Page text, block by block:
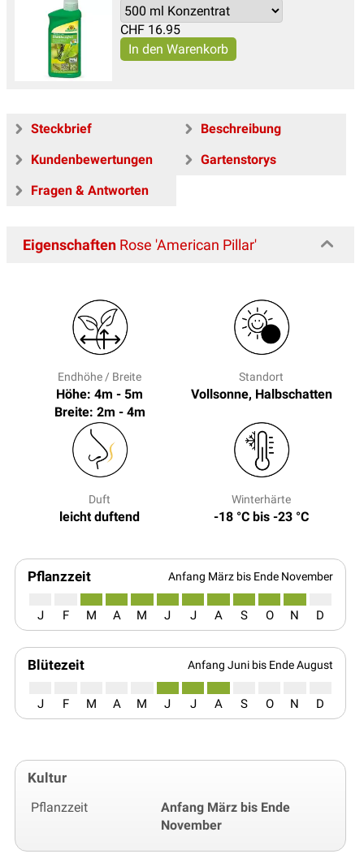
CHF 16.95
Steckbrief
Beschreibung
Kundenbewertungen
Gartenstorys
Fragen & Antworten
Eigenschaften Rose 'American Pillar'
Endhöhe / Breite
Höhe: 4m - 5m
Breite: 2m - 4m
Standort
Vollsonne, Halbschatten
Duft
leicht duftend
Winterhärte
-18 °C bis -23 °C
Pflanzzeit Anfang März bis Ende November
J F M A M J J A S O N D
Blütezeit Anfang Juni bis Ende August
J F M A M J J A S O N D
Kultur
Pflanzzeit
Anfang März bis Ende
November